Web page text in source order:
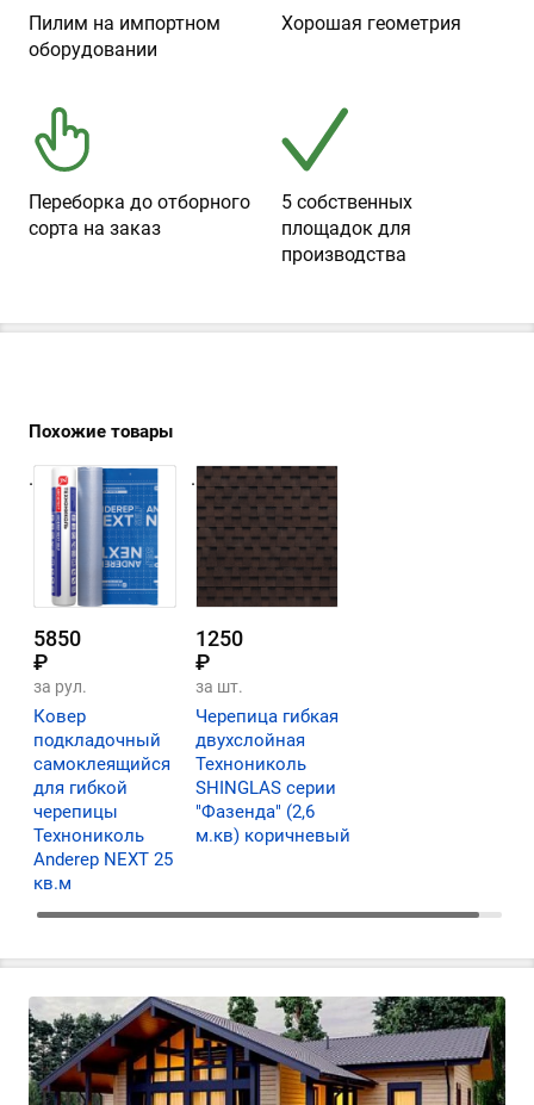
Пилим на импортном
оборудовании
Хорошая геометрия
Переборка до отборного
сорта на заказ
5 собственных
площадок для
производства
Похожие товары
.
5850
₽
за рул.
Ковер
подкладочный
самоклеящийся
для гибкой
черепицы
Технониколь
Anderep NEXT 25
кв.м
.
1250
₽
за шт.
Черепица гибкая
двухслойная
Технониколь
SHINGLAS серии
"Фазенда" (2,6
м.кв) коричневый